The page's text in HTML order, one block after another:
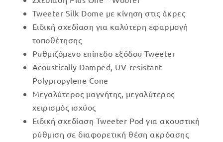
Tweeter Silk Dome με κίνηση στις άκρες
Ειδική σχεδίαση για καλύτερη εφαρμογή
τοποθέτησης
Ρυθμιζόμενο επίπεδο εξόδου Tweeter
Acoustically Damped, UV-resistant
Polypropylene Cone
Μεγαλύτερος μαγνήτης, μεγαλύτερος
χειρισμός ισχύος
Ειδική σχεδίαση Tweeter Pod για ακουστική
ρύθμιση σε διαφορετική θέση ακρόασης